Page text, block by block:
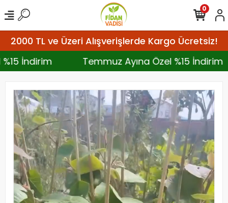
2000 TL ve Üzeri Alışverişlerde Kargo Ücretsiz!
%15 İndirim
Temmuz Ayına Özel %15
0